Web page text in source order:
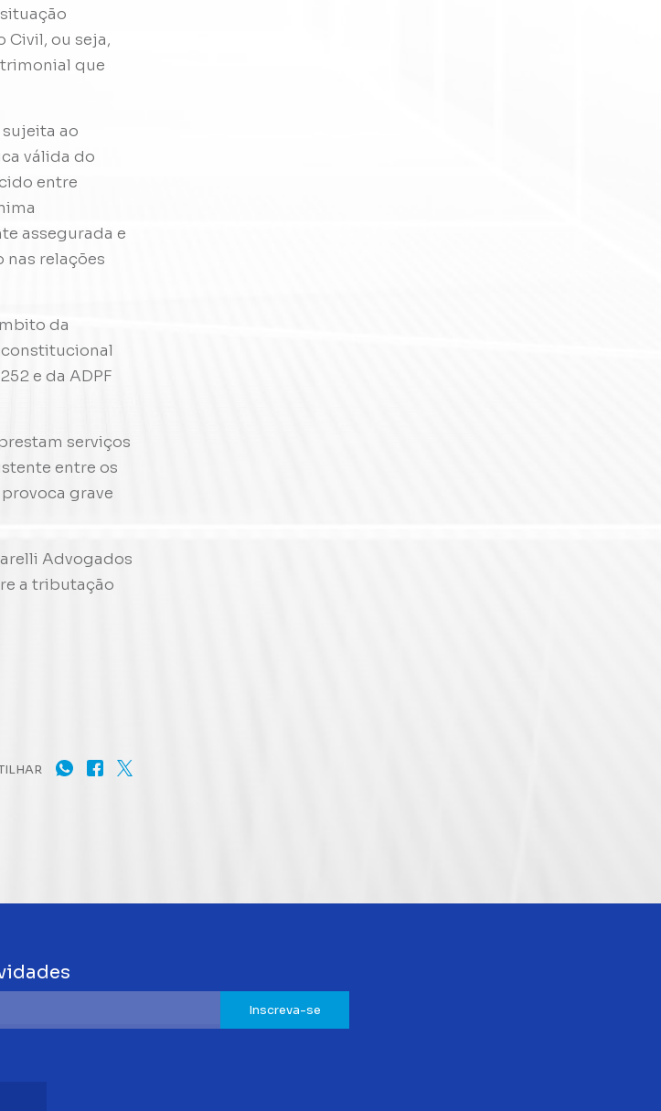
Civil, ou seja,
que
ao
válida do
entre
assegurada e
nas relações
da
constitucional
e da ADPF
serviços
entre os
grave
Advogados
a tributação
Inscreva-se